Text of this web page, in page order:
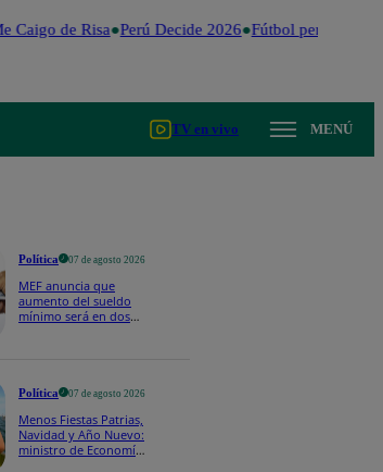
Caigo de Risa Perú Decide 2026 Fútbol peruano
TV en vivo MENÚ
Política 07 de agosto 2026
MEF anuncia que
aumento del sueldo
mínimo será en dos
Política 07 de agosto 2026
Menos Fiestas Patrias,
Navidad y Año Nuevo:
ministro de Economía